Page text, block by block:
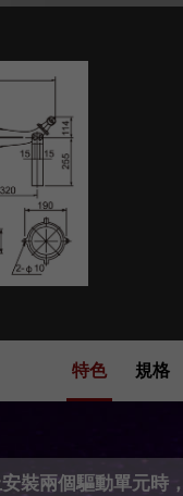
特色 規格
裝兩個驅動單元時